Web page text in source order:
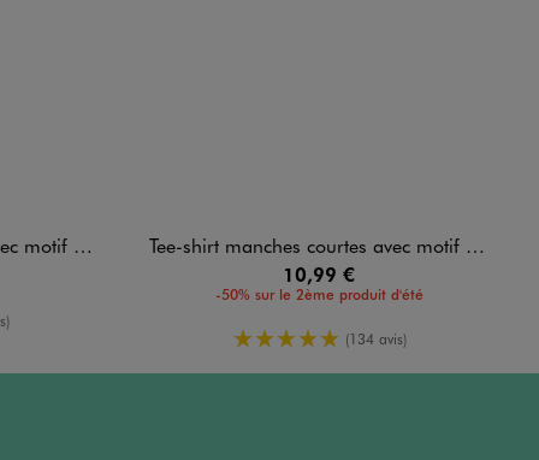
- Disney
Tee-shirt manches courtes avec motif Huntrix fille - K-pop Demon Hunters
10,99 €
-50% sur le 2ème produit d'été
5/5 de moyenne
(134 avis)